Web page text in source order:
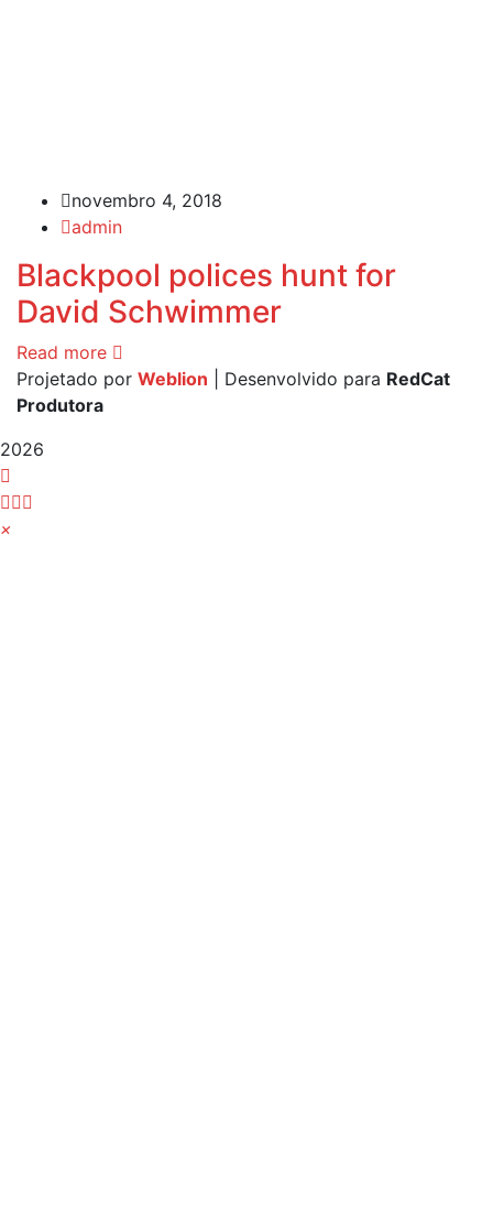
novembro 4, 2018
admin
Blackpool polices hunt for
David Schwimmer
Read more
Projetado por Weblion | Desenvolvido para RedCat
Produtora
2026
×